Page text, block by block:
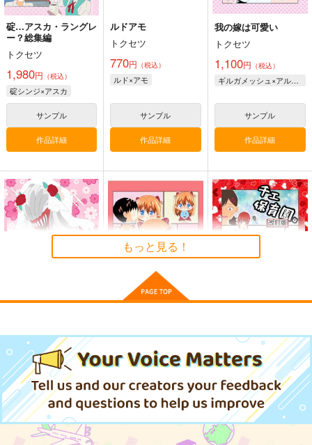
黒白のアヴェスター 1
関
専売 2,178円（税込）
オリジナル
サンプル
藤ちょこ「星の記憶と
巡り合う」絵師100人
展 16 大阪展 前売り券
産経新聞社
オリジナル
サンプル
森倉円「名前のない
星」絵師100人
展 16 大阪展 前売り券
産経新聞社
オリジナル
サンプル
カート
ルドアモ
トクセツ
ルド×アモ
カート
碇…アスカ・ラングレ
ー？総集編
トクセツ
1,980円 （税込）
碇シンジ×アスカ
サンプル
作品詳細
ルドアモ
トクセツ
770円 （税込）
ルド×アモ
サンプル
作品詳細
我の嫁は可愛い
トクセツ
1,100円 （税込）
ギルガメッシュ×アルトリア
サンプル
作品詳細
けどリカちゃんしか抱
かない妄想
トクセツ
472円（税込）
乙骨憂太×祈本里香
サンプル
作品詳細
ん！！
トクセツ
880
碇シンジ×アスカ
トクセツ
660円（税込）
デンジ×マキマ
サンプル
もっと見る！